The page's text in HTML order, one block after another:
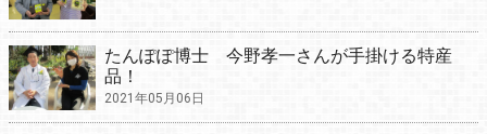
たんぽぽ博士 今野孝一さんが手掛ける特産
品！
2021年05月06日